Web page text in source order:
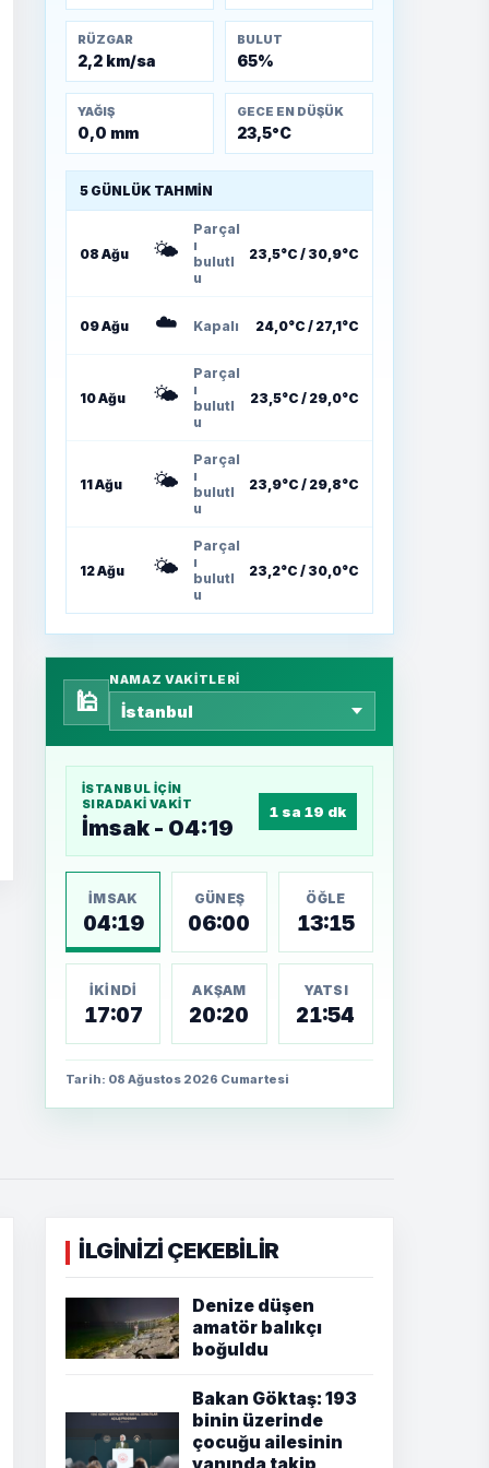
RÜZGAR
2,2 km/sa
BULUT
65%
YAĞIŞ
0,0 mm
GECE EN DÜŞÜK
23,5°C
5 GÜNLÜK TAHMIN
08 Ağu 🌤️
Parçal
ı
bulutl
u
23,5°C / 30,9°C
09 Ağu ☁️ Kapalı 24,0°C / 27,1°C
10 Ağu 🌤️
Parçal
ı
bulutl
u
23,5°C / 29,0°C
11 Ağu 🌤️
Parçal
ı
bulutl
u
23,9°C / 29,8°C
12 Ağu 🌤️
Parçal
ı
bulutl
u
23,2°C / 30,0°C
🕌
NAMAZ VAKITLERI
İSTANBUL IÇIN
SIRADAKI VAKIT
İmsak - 04:19
1 sa 19 dk
İMSAK
04:19
GÜNEŞ
06:00
ÖĞLE
13:15
İKINDI
17:07
AKŞAM
20:20
YATSI
21:54
Tarih: 08 Ağustos 2026 Cumartesi
İLGİNİZİ ÇEKEBİLİR
Denize düşen
amatör balıkçı
boğuldu
Bakan Göktaş: 193
binin üzerinde
çocuğu ailesinin